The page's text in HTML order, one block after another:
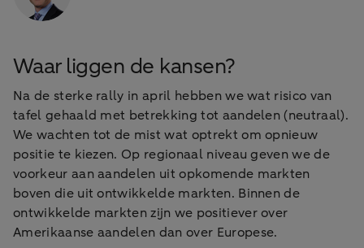
Waar liggen de kansen?
Na de sterke rally in april hebben we wat risico van
tafel gehaald met betrekking tot aandelen (neutraal).
We wachten tot de mist wat optrekt om opnieuw
positie te kiezen. Op regionaal niveau geven we de
voorkeur aan aandelen uit opkomende markten
boven die uit ontwikkelde markten. Binnen de
ontwikkelde markten zijn we positiever over
Amerikaanse aandelen dan over Europese.